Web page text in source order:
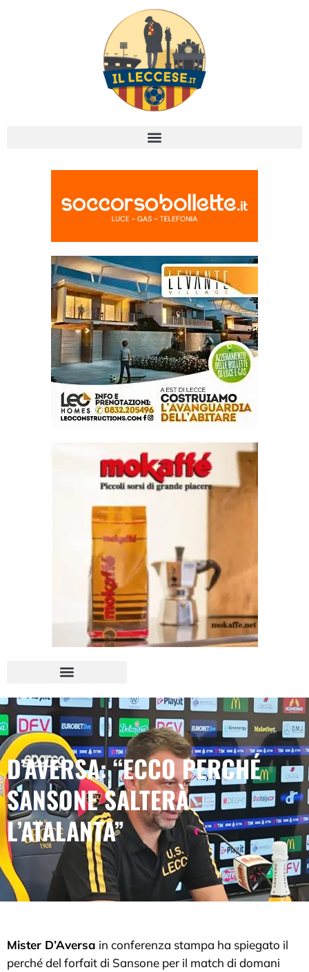
D’AVERSA: “ECCO PERCHÉ
SANSONE SALTERÀ
L’ATALANTA”
Mister D’Aversa in conferenza stampa ha spiegato il
perché del forfait di Sansone per il match di domani